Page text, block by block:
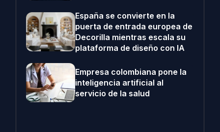
España se convierte en la
puerta de entrada europea de
Decorilla mientras escala su
plataforma de diseño con IA
Empresa colombiana pone la
inteligencia artificial al
servicio de la salud